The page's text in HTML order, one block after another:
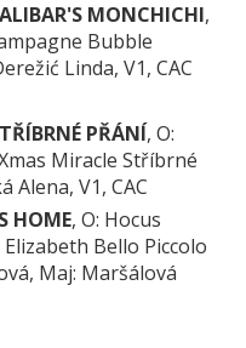
MONCHICHI,
Bubble
Linda, V1, CAC
PŘÁNÍ, O:
Miracle Stříbrné
Alena, V1, CAC
HOME, O: Hocus
Bello Piccolo
Maj: Maršálová